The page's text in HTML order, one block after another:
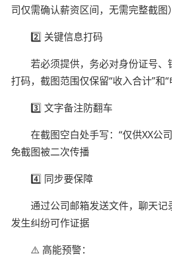
司仅需确认薪资区间，无需完整截图）
2️⃣ 关键信息打码
若必须提供，务必对身份证号、
打码，截图范围仅保留“收入合计”和“
3️⃣ 文字备注防翻车
在截图空白处手写：“仅供XX公
免截图被二次传播
4️⃣ 同步要保障
通过公司邮箱发送文件，聊天记
发生纠纷可作证据
⚠️ 高能预警：